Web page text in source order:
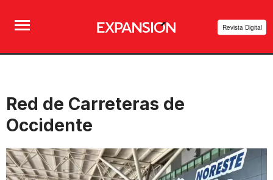
Revista Digital
Red de Carreteras de
Occidente